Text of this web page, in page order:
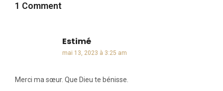
1 Comment
Estimédit :
mai 13, 2023 à 3:25 am
Merci ma sœur. Que Dieu te bénisse.